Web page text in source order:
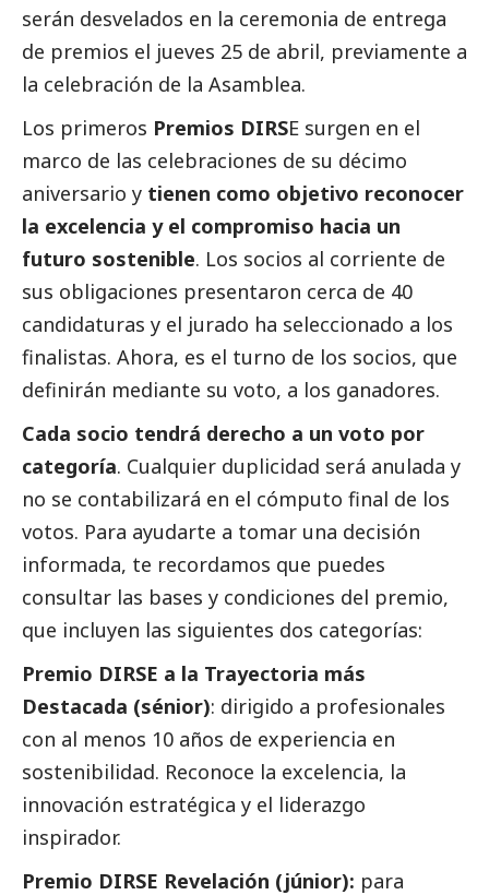
serán desvelados en la ceremonia de entrega
de premios el jueves 25 de abril, previamente a
la celebración de la Asamblea.
Los primeros Premios DIRSE surgen en el
marco de las celebraciones de su décimo
aniversario y tienen como objetivo reconocer
la excelencia y el compromiso hacia un
futuro sostenible. Los socios al corriente de
sus obligaciones presentaron cerca de 40
candidaturas y el jurado ha seleccionado a los
finalistas. Ahora, es el turno de los socios, que
definirán mediante su voto, a los ganadores.
Cada socio tendrá derecho a un voto por
categoría. Cualquier duplicidad será anulada y
no se contabilizará en el cómputo final de los
votos. Para ayudarte a tomar una decisión
informada, te recordamos que puedes
consultar las bases y condiciones del premio,
que incluyen las siguientes dos categorías:
Premio DIRSE a la Trayectoria más
Destacada (sénior): dirigido a profesionales
con al menos 10 años de experiencia en
sostenibilidad. Reconoce la excelencia, la
innovación estratégica y el liderazgo
inspirador.
Premio DIRSE Revelación (júnior): para